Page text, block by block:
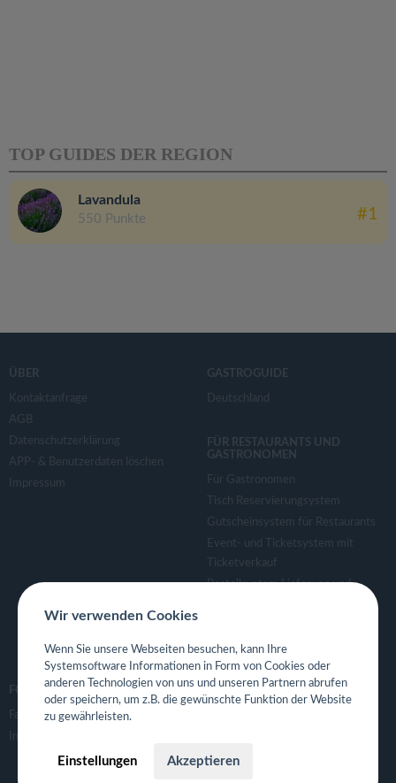
TOP GUIDES DER REGION
Lavandula
550 Punkte #1
ÜBER
Kontaktanfrage
AGB
Datenschutzerklärung
APP- & Benutzerdaten löschen
Impressum
GASTROGUIDE
Deutschland
FÜR RESTAURANTS UND
GASTRONOMEN
Für Gastronomen
Tisch Reservierungsystem
Gutscheinsystem für Restaurants
Event- und Ticketsystem mit
Ticketverkauf
Bestellsystem Lieferung und
Eigene App für Restaurant
FOLGE UNS
Facebook
Instagram
Wir verwenden Cookies
Wenn Sie unsere Webseiten besuchen, kann Ihre
Systemsoftware Informationen in Form von Cookies oder
anderen Technologien von uns und unseren Partnern abrufen
oder speichern, um z.B. die gewünschte Funktion der Website
zu gewährleisten.
Einstellungen Akzeptieren